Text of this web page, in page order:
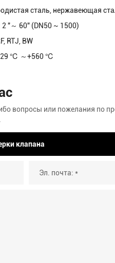
сталь, нержавеющая
"～ 60" (DN50 ~ 1500)
RTJ, BW
29 ℃ ～+560 ℃
вопросы или пожелания по